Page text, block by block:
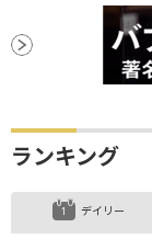
消費者物価指数
ランキング
デイリー